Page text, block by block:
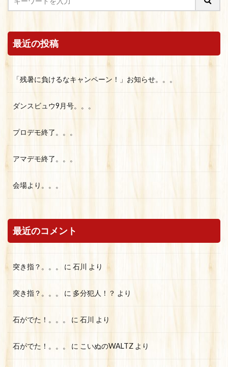
最近の投稿
「残暑に負けるなキャンペーン！」お知らせ。。。
ダンスビュウ9月号。。。
プロデモ終了。。。
アマデモ終了。。。
会場より。。。
最近のコメント
突き指？。。。 に 石川 より
突き指？。。。 に 多分犯人！？ より
石がでた！。。。 に 石川 より
石がでた！。。。 に こいぬのWALTZ より